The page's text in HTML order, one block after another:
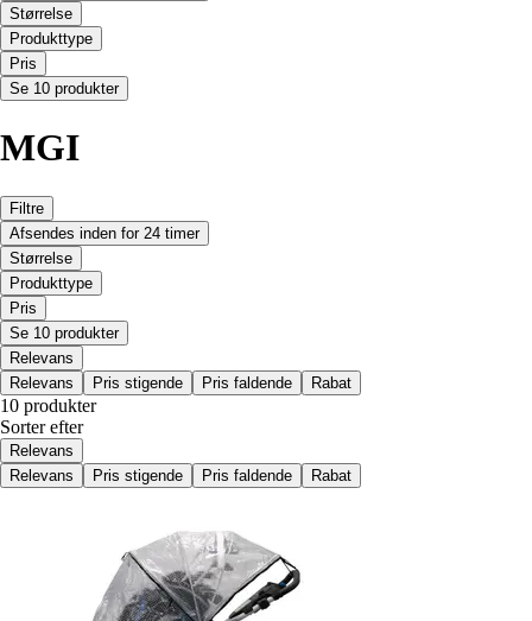
Størrelse
Produkttype
Pris
Se 10 produkter
MGI
Filtre
Afsendes inden for 24 timer
Størrelse
Produkttype
Pris
Se 10 produkter
Relevans
Relevans
Pris stigende Pris faldende Rabat
10 produkter
Sorter efter
Relevans
Relevans
Pris stigende Pris faldende Rabat